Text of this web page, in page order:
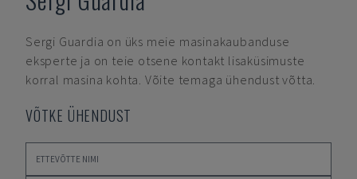
Sergi Guardia on üks meie masinakaubanduse
eksperte ja on teie otsene kontakt lisaküsimuste
korral masina kohta. Võite temaga ühendust võtta.
VÕTKE ÜHENDUST